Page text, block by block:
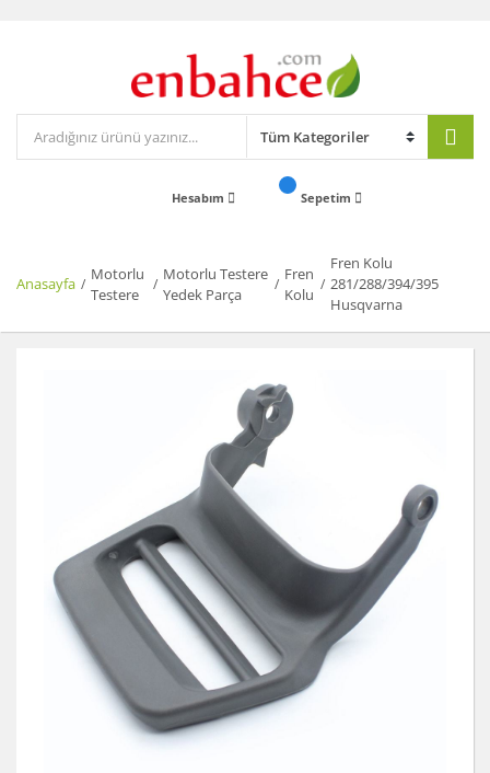
Hesabım Sepetim
Anasayfa
Motorlu
Testere
Motorlu Testere
Yedek Parça
Fren
Kolu
Fren Kolu
281/288/394/395
Husqvarna